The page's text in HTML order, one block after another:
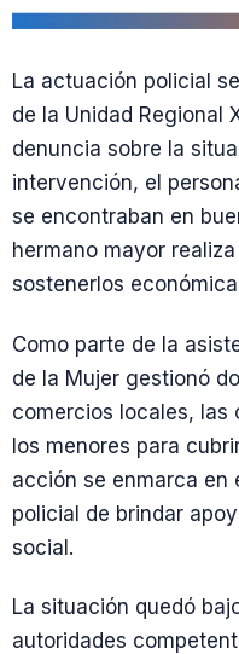
La actuación policial
de la Unidad Regional
denuncia sobre la
intervención, el
se encontraban en
hermano mayor
sostenerlos
Como parte de la
de la Mujer gestionó
comercios locales, las
los menores para
acción se enmarca en
policial de brindar
social.
La situación quedó
autoridades